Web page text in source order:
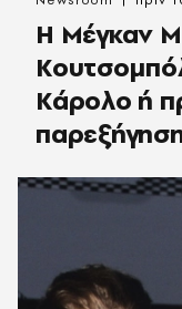
Η Μέγκαν
Κάρολο ή